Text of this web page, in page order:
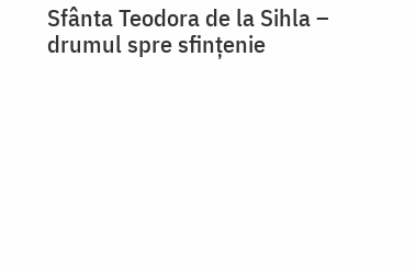
Sfânta Teodora de la Sihla –
drumul spre sfințenie